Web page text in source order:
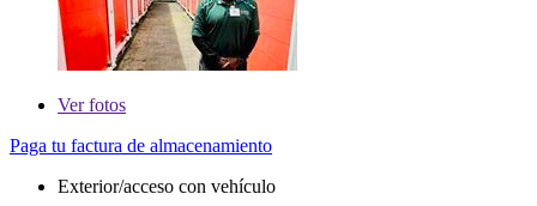
Verfotos
Paga tu factura de almacenamiento
Exterior/acceso con vehículo